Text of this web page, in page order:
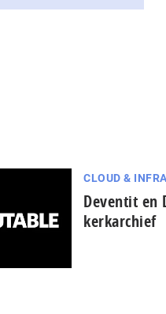
CLOUD &
Deventit en
kerkarchief